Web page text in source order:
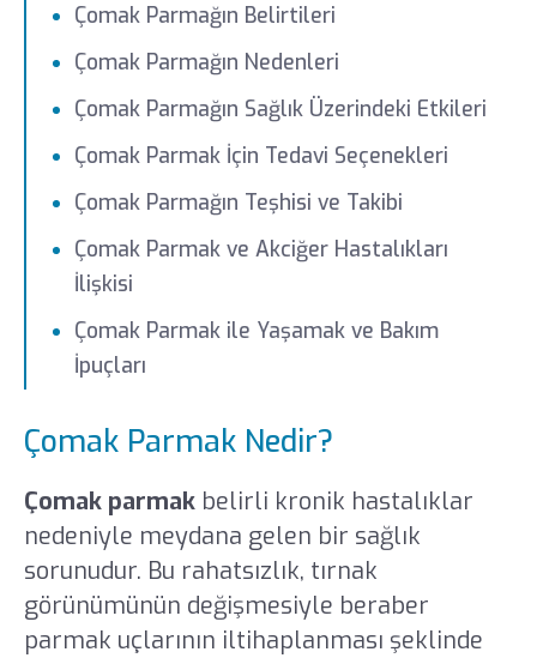
Çomak Parmağın Belirtileri
Çomak Parmağın Nedenleri
Çomak Parmağın Sağlık Üzerindeki Etkileri
Çomak Parmak İçin Tedavi Seçenekleri
Çomak Parmağın Teşhisi ve Takibi
Çomak Parmak ve Akciğer Hastalıkları
İlişkisi
Çomak Parmak ile Yaşamak ve Bakım
İpuçları
Çomak Parmak Nedir?
Çomak parmakbelirli kronik hastalıklar
nedeniyle meydana gelen bir sağlık
sorunudur. Bu rahatsızlık, tırnak
görünümünün değişmesiyle beraber
parmak uçlarının iltihaplanması şeklinde